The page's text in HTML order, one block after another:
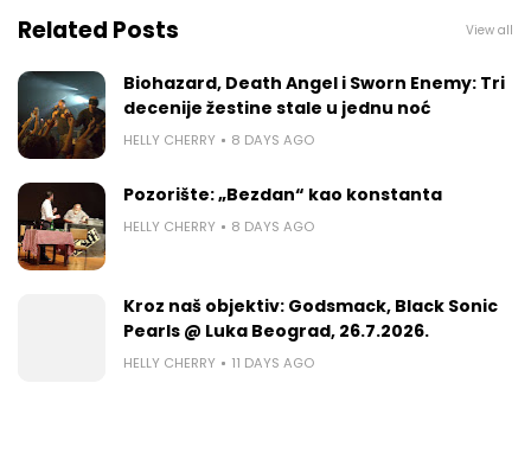
Related Posts View all
Biohazard, Death Angel i Sworn Enemy: Tri
decenije žestine stale u jednu noć
HELLY CHERRY 8 DAYS AGO
Pozorište: „Bezdan“ kao konstanta
HELLY CHERRY 8 DAYS AGO
Kroz naš objektiv: Godsmack, Black Sonic
Pearls @ Luka Beograd, 26.7.2026.
HELLY CHERRY 11 DAYS AGO